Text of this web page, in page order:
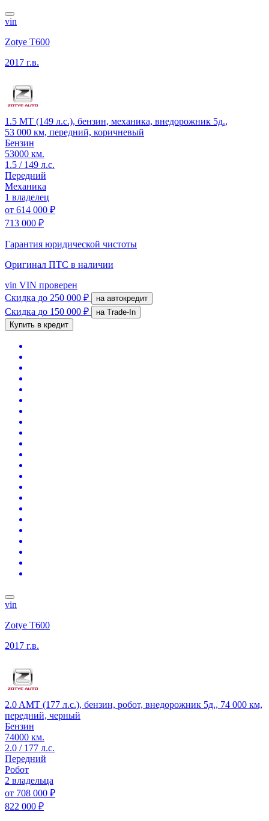
vin
Zotye T600
2017 г.в.
1.5 MT (149 л.с.), бензин, механика, внедорожник 5д.,
53 000 км, передний, коричневый
Бензин
53000 км.
1.5 / 149 л.с.
Передний
Механика
1 владелец
от 614 000 ₽
713 000 ₽
Гарантия юридической чистоты
Оригинал ПТС в наличии
vin VIN проверен
Скидка до 250 000 ₽ на автокредит
Скидка до 150 000 ₽
на Trade-In
Купить в кредит
vin
Zotye T600
2017 г.в.
2.0 AMT (177 л.с.), бензин, робот, внедорожник 5д., 74 000 км,
передний, черный
Бензин
74000 км.
2.0 / 177 л.с.
Передний
Робот
2 владельца
от 708 000 ₽
822 000 ₽